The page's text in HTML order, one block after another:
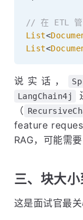
// 在 ETL 管
List<
List<
说实话，
LangChain4j
（
feature
RAG，可能需
三、块大小
这是面试官最